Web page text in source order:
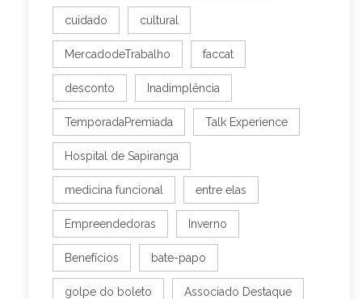
cuidado cultural
MercadodeTrabalho faccat
desconto Inadimplência
TemporadaPremiada Talk Experience
Hospital de Sapiranga
medicina funcional entre elas
Empreendedoras Inverno
Benefícios bate-papo
golpe do boleto Associado Destaque